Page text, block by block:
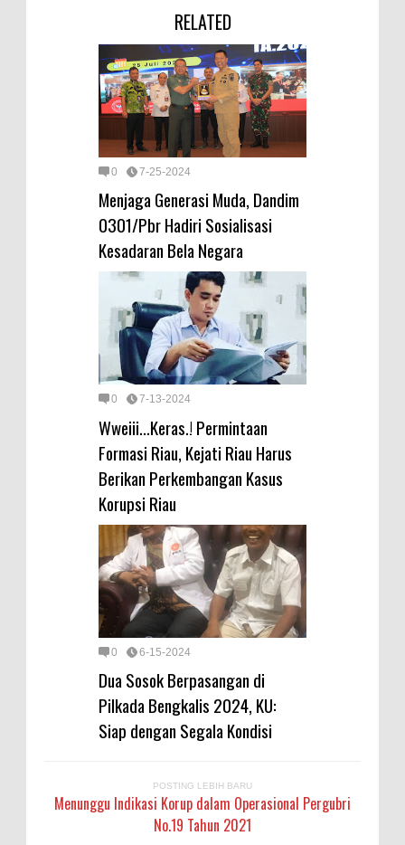
RELATED
0 7-25-2024
Menjaga Generasi Muda, Dandim
0301/Pbr Hadiri Sosialisasi
Kesadaran Bela Negara
0 7-13-2024
Wweiii...Keras.! Permintaan
Formasi Riau, Kejati Riau Harus
Berikan Perkembangan Kasus
Korupsi Riau
0 6-15-2024
Dua Sosok Berpasangan di
Pilkada Bengkalis 2024, KU:
Siap dengan Segala Kondisi
POSTING LEBIH BARU
Menunggu Indikasi Korup dalam Operasional Pergubri
No.19 Tahun 2021